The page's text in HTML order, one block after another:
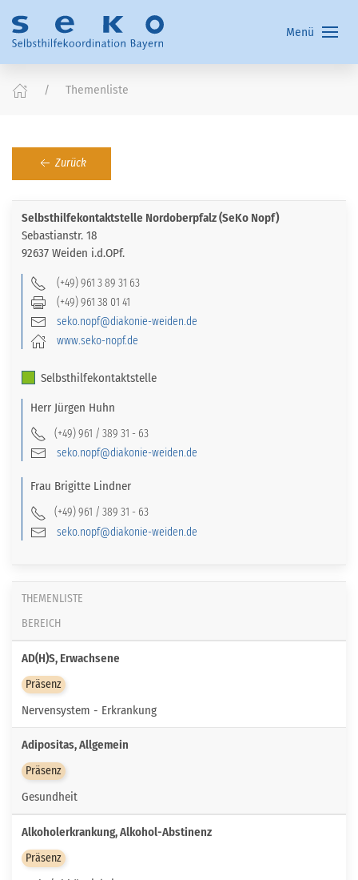
Menü
Themenliste
Zurück
Selbsthilfekontaktstelle Nordoberpfalz (SeKo Nopf)
Sebastianstr. 18
92637 Weiden i.d.OPf.
(+49) 961 3 89 31 63
(+49) 961 38 01 41
seko.nopf@diakonie-weiden.de
www.seko-nopf.de
Selbsthilfekontaktstelle
Herr Jürgen Huhn
(+49) 961 / 389 31 - 63
seko.nopf@diakonie-weiden.de
Frau Brigitte Lindner
(+49) 961 / 389 31 - 63
seko.nopf@diakonie-weiden.de
THEMENLISTE
BEREICH
AD(H)S, Erwachsene
Präsenz
Nervensystem - Erkrankung
Adipositas, Allgemein
Präsenz
Gesundheit
Alkoholerkrankung, Alkohol-Abstinenz
Präsenz